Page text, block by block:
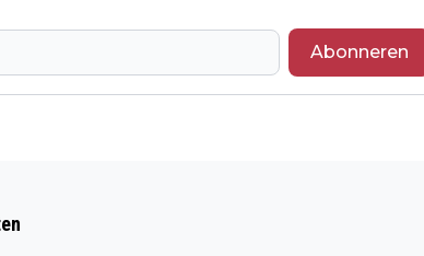
Abonneren
VRAAGT OM ERVARING VAN PATIËNTEN